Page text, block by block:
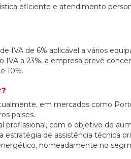
eficiente e atendimento
IVA de 6% aplicável a vários
a 23%, a empresa prevê
10%.
em mercados como
países.
profissional, com o objetivo de
estratégia de assistência técnica
nomeadamente no